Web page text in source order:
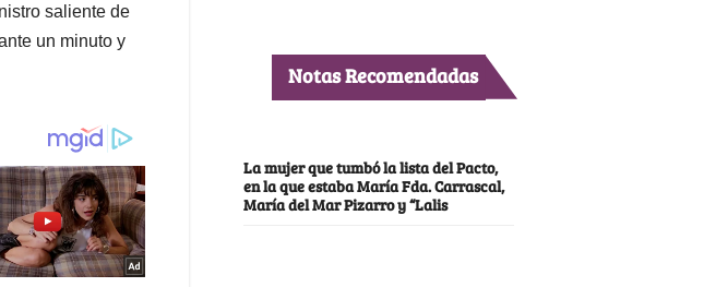
saliente de
un minuto y
Notas Recomendadas
La mujer que tumbó la lista del Pacto,
en la que estaba María Fda. Carrascal,
María del Mar Pizarro y “Lalis